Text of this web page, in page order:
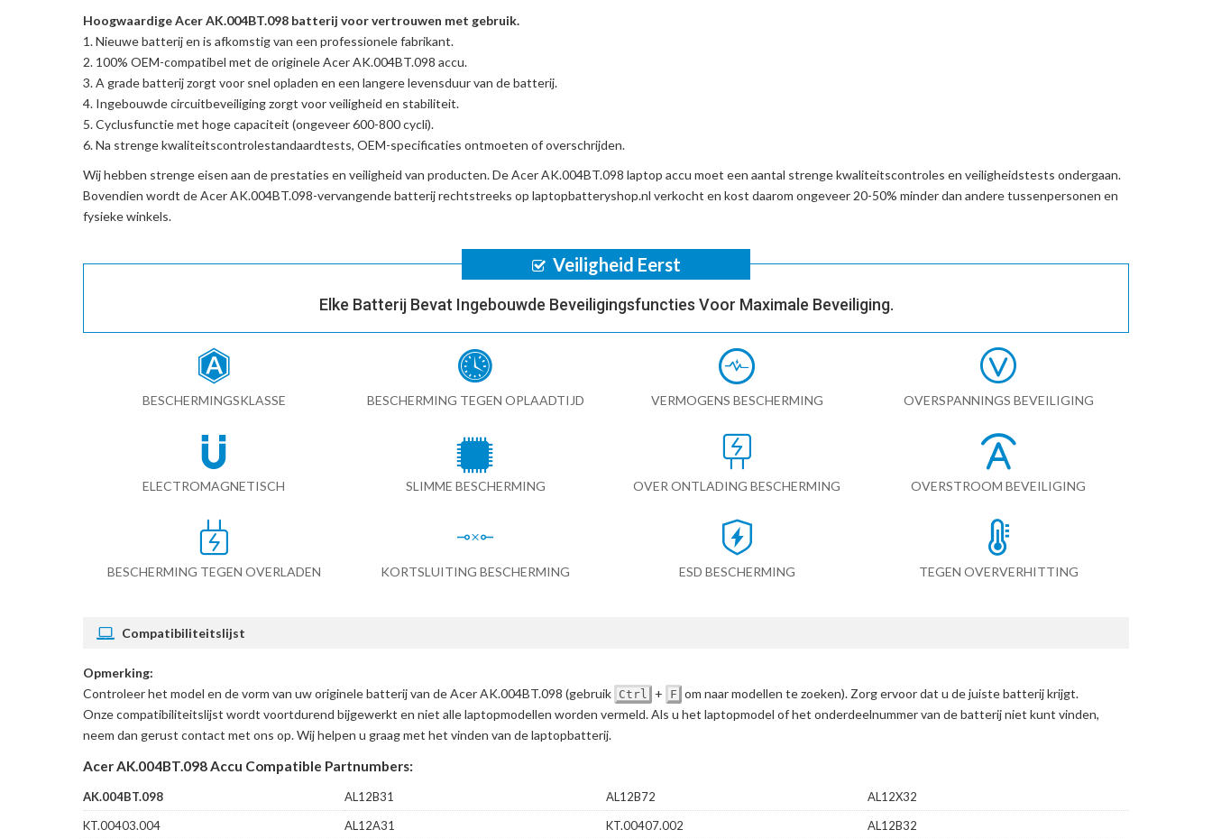
Hoogwaardige Acer AK.004BT.098 batterij voor vertrouwen met gebruik.
Nieuwe batterij en is afkomstig van een professionele fabrikant.
100% OEM-compatibel met deoriginele Acer AK.004BT.098 accu.
A grade batterij zorgt voor snel opladen en een langere levensduur van de batterij.
Ingebouwde circuitbeveiliging zorgt voor veiligheid en stabiliteit.
Cyclusfunctie met hoge capaciteit (ongeveer 600-800 cycli).
Na strenge kwaliteitscontrolestandaardtests, OEM-specificaties ontmoeten of overschrijden.
Wij hebben strenge eisen aan de prestaties en veiligheid van producten. DeAcer AK.004BT.098 laptop accu moet een aantal strenge kwaliteitscontroles en veiligheidstests ondergaan.
Bovendien wordt deAcer AK.004BT.098-vervangende batterijrechtstreeks op laptopbatteryshop.nl verkocht en kost daarom ongeveer 20-50% minder dan andere tussenpersonen en
fysieke winkels.
Veiligheid Eerst
Elke Batterij Bevat Ingebouwde Beveiligingsfuncties Voor Maximale Beveiliging.
BESCHERMINGSKLASSE BESCHERMING TEGEN OPLAADTIJD VERMOGENS BESCHERMING OVERSPANNINGS BEVEILIGING
ELECTROMAGNETISCH SLIMME BESCHERMING OVER ONTLADING BESCHERMING OVERSTROOM BEVEILIGING
BESCHERMING TEGEN OVERLADEN KORTSLUITING BESCHERMING ESD BESCHERMING TEGEN OVERVERHITTING
Compatibiliteitslijst
Opmerking:
Controleer het model en de vorm van uw originele batterij van de Acer AK.004BT.098 (gebruik Ctrl + F om naar modellen te zoeken). Zorg ervoor dat u de juiste batterij krijgt.
Onze compatibiliteitslijst wordt voortdurend bijgewerkt en niet alle laptopmodellen worden vermeld. Als u het laptopmodel of het onderdeelnummer van de batterij niet kunt vinden,
neem dan gerust contact met ons op. Wij helpen u graag met het vinden van de laptopbatterij.
Acer AK.004BT.098 Accu Compatible Partnumbers:
AK.004BT.098 AL12B31 AL12B72
AL12X32
KT.00403.004
AL12A31 KT.00407.002 AL12B32